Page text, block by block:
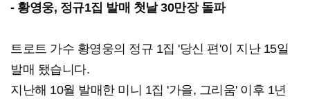
- 황영웅, 정규1집 발매 첫날 30만장 돌파
트로트 가수 황영웅의 정규 1집 '당신 편'이 지난 15일
발매 됐습니다.
지난해 10월 발매한 미니 1집 '가을, 그리움' 이후 1년